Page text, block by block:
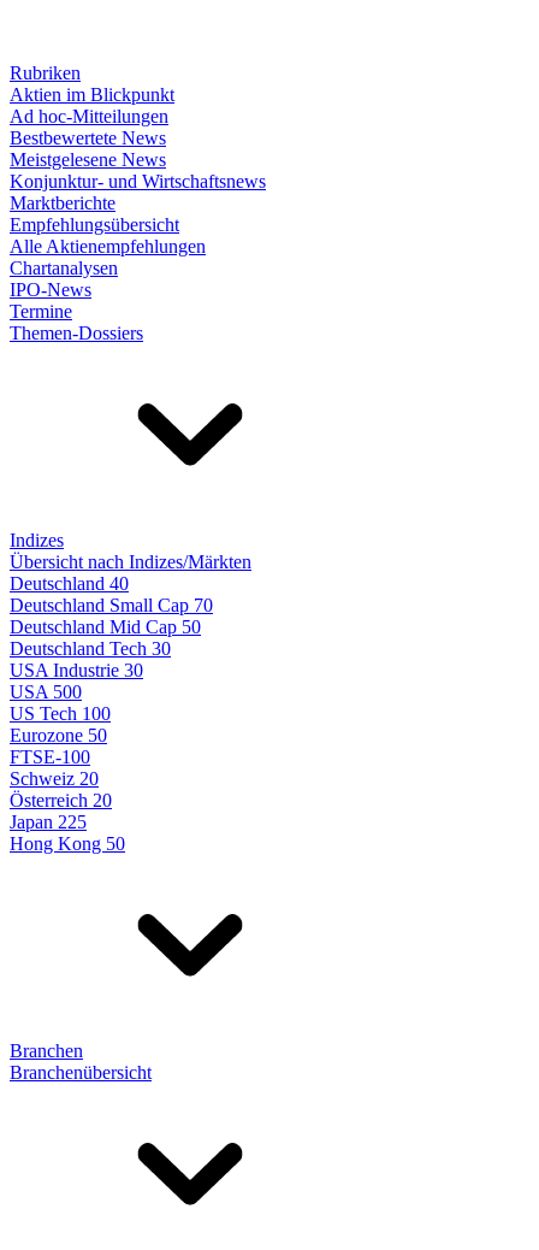
Rubriken
Aktien im Blickpunkt
Ad hoc-Mitteilungen
Bestbewertete News
Meistgelesene News
Konjunktur- und Wirtschaftsnews
Marktberichte
Empfehlungsübersicht
Alle Aktienempfehlungen
Chartanalysen
IPO-News
Termine
Themen-Dossiers
Indizes
Übersicht nach Indizes/Märkten
Deutschland 40
Deutschland Small Cap 70
Deutschland Mid Cap 50
Deutschland Tech 30
USA Industrie 30
USA 500
US Tech 100
Eurozone 50
FTSE-100
Schweiz 20
Österreich 20
Japan 225
Hong Kong 50
Branchen
Branchenübersicht